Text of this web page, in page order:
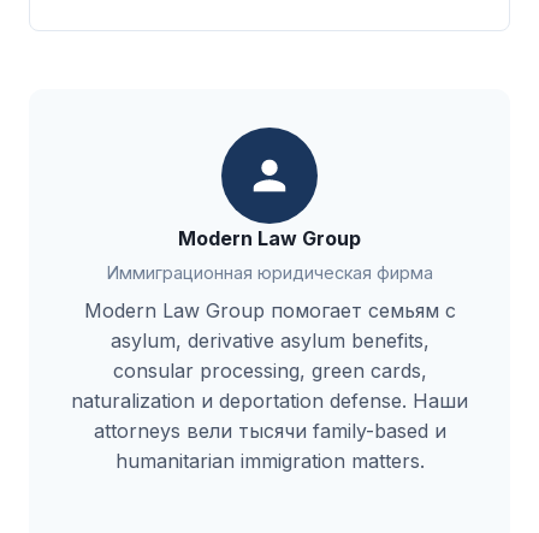
Modern Law Group
Иммиграционная юридическая фирма
Modern Law Group помогает семьям с
asylum, derivative asylum benefits,
consular processing, green cards,
naturalization и deportation defense. Наши
attorneys вели тысячи family-based и
humanitarian immigration matters.